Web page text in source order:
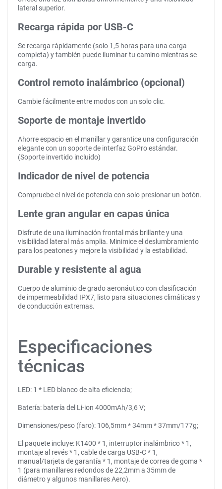
lateral superior.
Recarga rápida por USB-C
Se recarga rápidamente (solo 1,5 horas para una carga
completa) y también puede iluminar tu camino mientras se
carga.
Control remoto inalámbrico (opcional)
Cambie fácilmente entre modos con un solo clic.
Soporte de montaje invertido
Ahorre espacio en el manillar y garantice una configuración
elegante con un soporte de interfaz GoPro estándar.
(Soporte invertido incluido)
Indicador de nivel de potencia
Compruebe el nivel de potencia con solo presionar un botón.
Lente gran angular en capas única
Disfrute de una iluminación frontal más brillante y una
visibilidad lateral más amplia. Minimice el deslumbramiento
para los peatones y mejore la visibilidad y la estabilidad.
Durable y resistente al agua
Cuerpo de aluminio de grado aeronáutico con clasificación
de impermeabilidad IPX7, listo para situaciones climáticas y
de conducción extremas.
Especificaciones
técnicas
LED: 1 * LED blanco de alta eficiencia;
Batería: batería del Li-ion 4000mAh/3,6 V;
Dimensiones/peso (faro): 106,5mm * 34mm * 37mm/177g;
El paquete incluye: K1400 * 1, interruptor inalámbrico * 1,
montaje al revés * 1, cable de carga USB-C * 1,
manual/tarjeta de garantía * 1, montaje de correa de goma *
1 (para manillares redondos de 22,2mm a 35mm de
diámetro y algunos manillares Aero).